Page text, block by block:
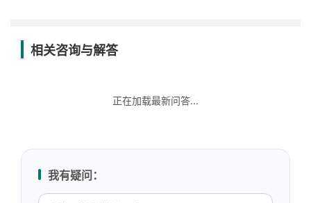
相关咨询与解答
正在加载最新问答...
我有疑问：